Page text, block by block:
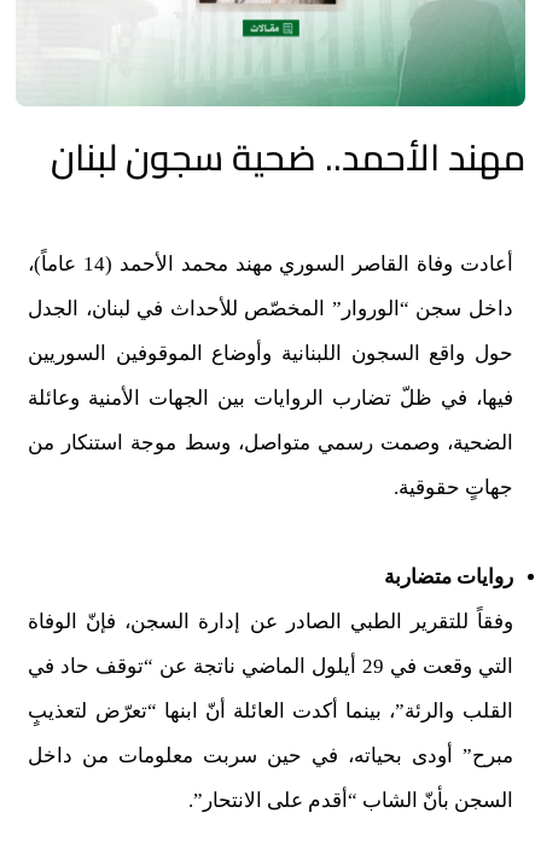
مهند الأحمد.. ضحية سجون لبنان
أعادت وفاة القاصر السوري مهند محمد الأحمد (14 عاماً)،
داخل سجن “الوروار” المخصّص للأحداث في لبنان، الجدل
حول واقع السجون اللبنانية وأوضاع الموقوفين السوريين
فيها، في ظلّ تضارب الروايات بين الجهات الأمنية وعائلة
الضحية، وصمت رسمي متواصل، وسط موجة استنكار من
جهاتٍ حقوقية.
روايات متضاربة
وفقاً للتقرير الطبي الصادر عن إدارة السجن، فإنّ الوفاة
التي وقعت في 29 أيلول الماضي ناتجة عن “توقف حاد في
القلب والرئة”، بينما أكدت العائلة أنّ ابنها “تعرّض لتعذيبٍ
مبرح” أودى بحياته، في حين سربت معلومات من داخل
السجن بأنّ الشاب “أقدم على الانتحار”.